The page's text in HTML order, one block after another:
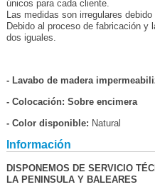
únicos para cada cliente.
Las medidas son irregulares
Debido al proceso de fabricación y
dos iguales.
- Lavabo de madera
- Colocación: Sobre encimera
- Color disponible: Natural
Información
DISPONEMOS DE SERVICIO
LA PENINSULA Y BALEARES